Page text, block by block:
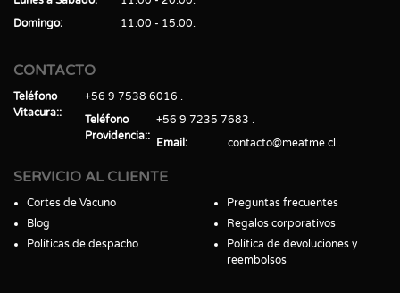
Domingo
11:00 - 15:00
CONTACTO
Teléfono
Vitacura:
+56 9 7538 6016
Teléfono
Providencia:
+56 9 7235 7683
Email
contacto@meatme.cl
SERVICIO AL CLIENTE
Cortes de Vacuno
Blog
Políticas de despacho
Preguntas frecuentes
Regalos corporativos
Política de devoluciones y
reembolsos